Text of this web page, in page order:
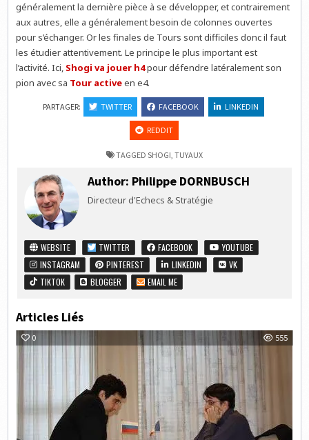
généralement la dernière pièce à se développer, et contrairement
aux autres, elle a généralement besoin de colonnes ouvertes
pour s’échanger. Or les finales de Tours sont difficiles donc il faut
les étudier attentivement. Le principe le plus important est
l’activité. Ici, Shogi va jouer h4pour défendre latéralement son
pion avec sa Tour activeen e4.
PARTAGER: TWITTER FACEBOOK LINKEDIN
REDDIT
TAGGED SHOGI, TUYAUX
Author: Philippe DORNBUSCH
Directeur d'Echecs & Stratégie
WEBSITE TWITTER FACEBOOK
YOUTUBE
INSTAGRAM
PINTEREST LINKEDIN
VK
TIKTOK
BLOGGER EMAIL ME
Articles Liés
0 555